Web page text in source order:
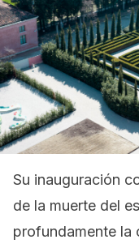
Su inauguración
de la muerte del
profundamente la